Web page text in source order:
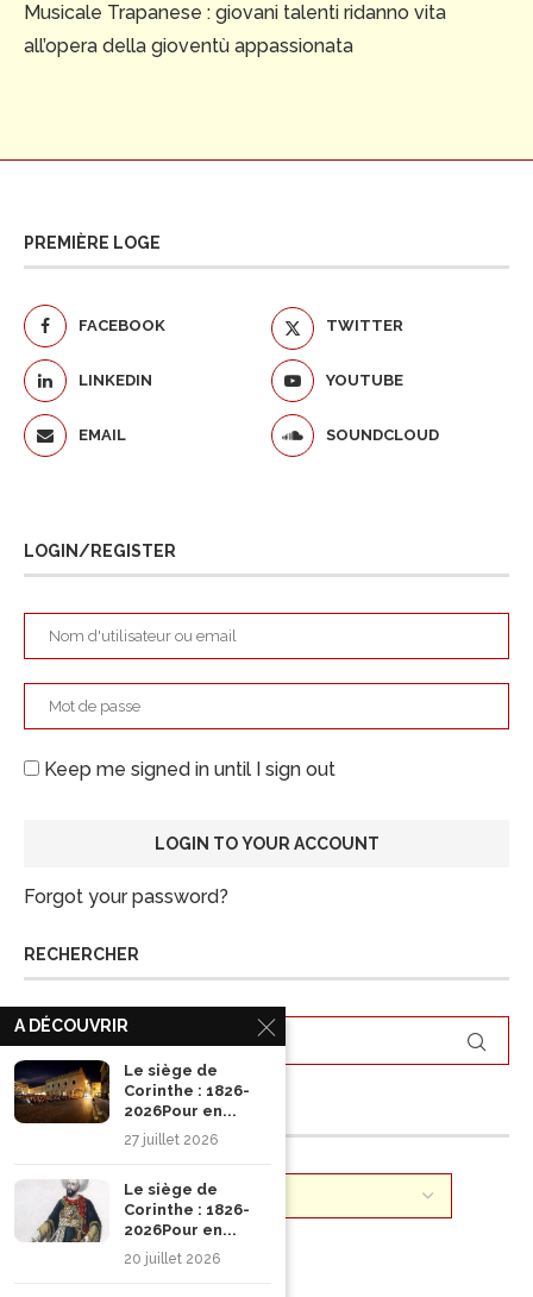
Musicale Trapanese : giovani talenti ridanno vita
all’opera della gioventù appassionata
PREMIÈRE LOGE
FACEBOOK TWITTER
LINKEDIN YOUTUBE
EMAIL SOUNDCLOUD
LOGIN/REGISTER
Keep me signed in until I sign out
Forgot your password?
RECHERCHER
ARCHIVES
A DÉCOUVRIR
Le siège de
Corinthe : 1826-
2026Pour en...
27 juillet 2026
Le siège de
Corinthe : 1826-
2026Pour en...
20 juillet 2026